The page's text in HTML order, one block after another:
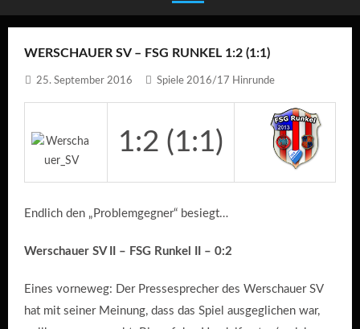
WERSCHAUER SV – FSG RUNKEL 1:2 (1:1)
25. September 2016 Spiele 2016/17 Hinrunde
1:2 (1:1)
Endlich den „Problemgegner“ besiegt…
Werschauer SV II – FSG Runkel II – 0:2
Eines vorneweg: Der Pressesprecher des Werschauer SV
hat mit seiner Meinung, dass das Spiel ausgeglichen war,